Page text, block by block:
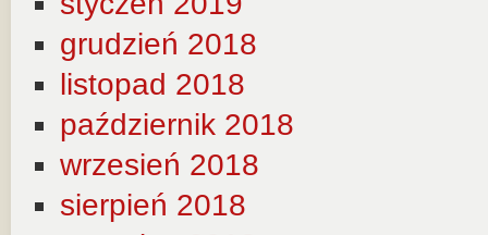
grudzień 2018
listopad 2018
październik 2018
wrzesień 2018
sierpień 2018